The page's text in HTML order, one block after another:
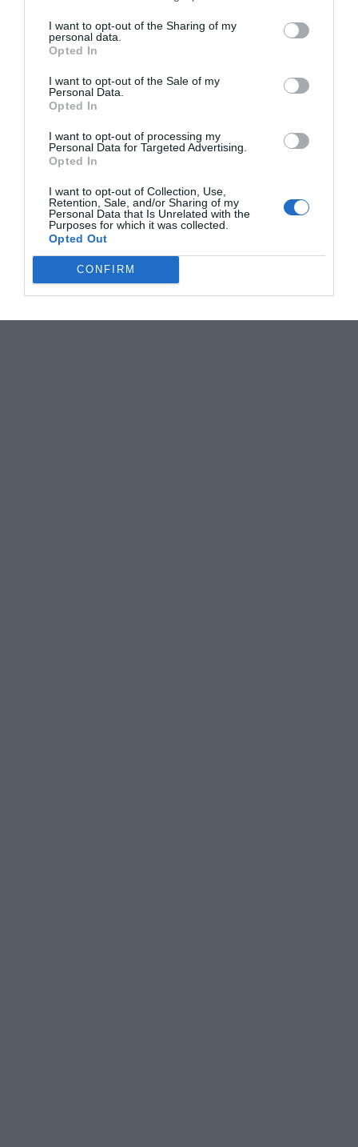
I want to opt-out of the Sharing of my
personal data.
Opted In
I want to opt-out of the Sale of my
Personal Data.
Opted In
I want to opt-out of processing my
Personal Data for Targeted Advertising.
Opted In
I want to opt-out of Collection, Use,
Retention, Sale, and/or Sharing of my
Personal Data that Is Unrelated with the
Purposes for which it was collected.
Opted Out
CONFIRM